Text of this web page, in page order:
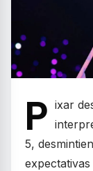
P ixar
5,